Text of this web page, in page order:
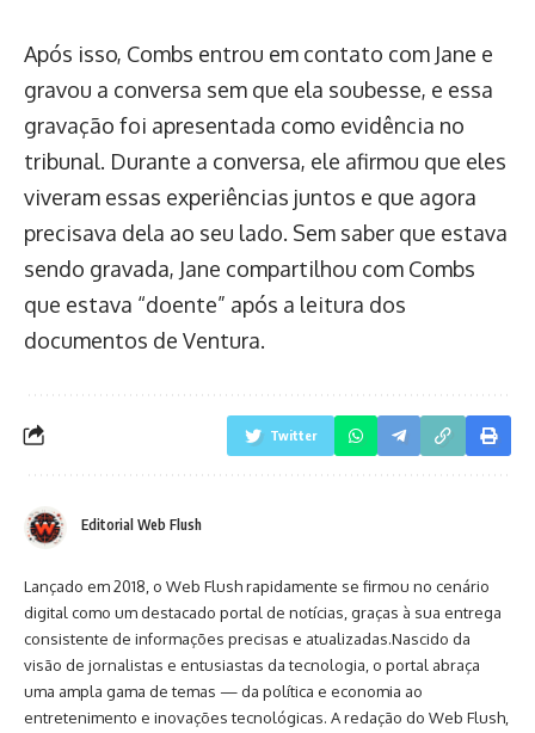
Após isso, Combs entrou em contato com Jane e
gravou a conversa sem que ela soubesse, e essa
gravação foi apresentada como evidência no
tribunal. Durante a conversa, ele afirmou que eles
viveram essas experiências juntos e que agora
precisava dela ao seu lado. Sem saber que estava
sendo gravada, Jane compartilhou com Combs
que estava “doente” após a leitura dos
documentos de Ventura.
Twitter
Editorial Web Flush
Lançado em 2018, o Web Flush rapidamente se firmou no cenário
digital como um destacado portal de notícias, graças à sua entrega
consistente de informações precisas e atualizadas.Nascido da
visão de jornalistas e entusiastas da tecnologia, o portal abraça
uma ampla gama de temas — da política e economia ao
entretenimento e inovações tecnológicas. A redação do Web Flush,